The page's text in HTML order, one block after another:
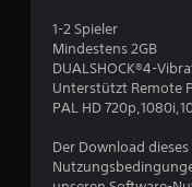
1-2 Spieler
Mindestens 2GB
DUALSHOCK®4-
Unterstützt Remote
PAL HD
Der Download